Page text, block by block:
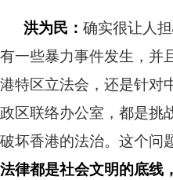
洪为民： 确实很让人
有一些暴力事件发生，并
港特区立法会，还是针对
政区联络办公室，都是挑
破坏香港的法治。这个问
法律都是社会文明的底线，